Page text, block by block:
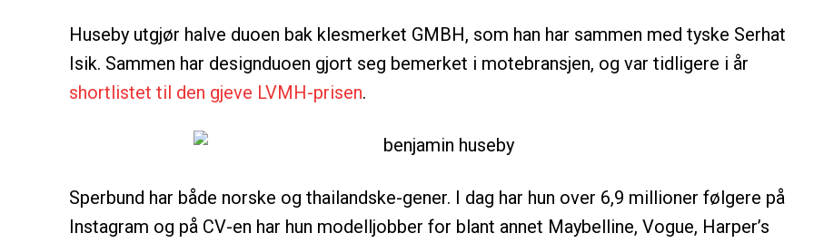
Huseby utgjør halve duoen bak klesmerket GMBH, som han har sammen med tyske Serhat
Isik. Sammen har designduoen gjort seg bemerket i motebransjen, og var tidligere i år
shortlistet til den gjeve LVMH-prisen.
Sperbund har både norske og thailandske-gener. I dag har hun over 6,9 millioner følgere på
Instagram og på CV-en har hun modelljobber for blant annet Maybelline, Vogue, Harper’s